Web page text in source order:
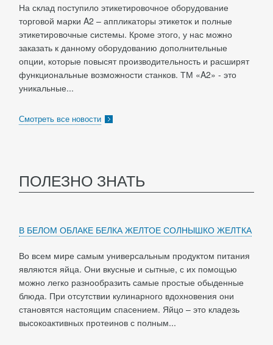
На склад поступило этикетировочное оборудование
торговой марки A2 – аппликаторы этикеток и полные
этикетировочные системы. Кроме этого, у нас можно
заказать к данному оборудованию дополнительные
опции, которые повысят производительность и расширят
функциональные возможности станков. ТМ «A2» - это
уникальные...
Смотреть все новости
ПОЛЕЗНО ЗНАТЬ
В БЕЛОМ ОБЛАКЕ БЕЛКА ЖЕЛТОЕ СОЛНЫШКО ЖЕЛТКА
Во всем мире самым универсальным продуктом питания
являются яйца. Они вкусные и сытные, с их помощью
можно легко разнообразить самые простые обыденные
блюда. При отсутствии кулинарного вдохновения они
становятся настоящим спасением. Яйцо – это кладезь
высокоактивных протеинов с полным...